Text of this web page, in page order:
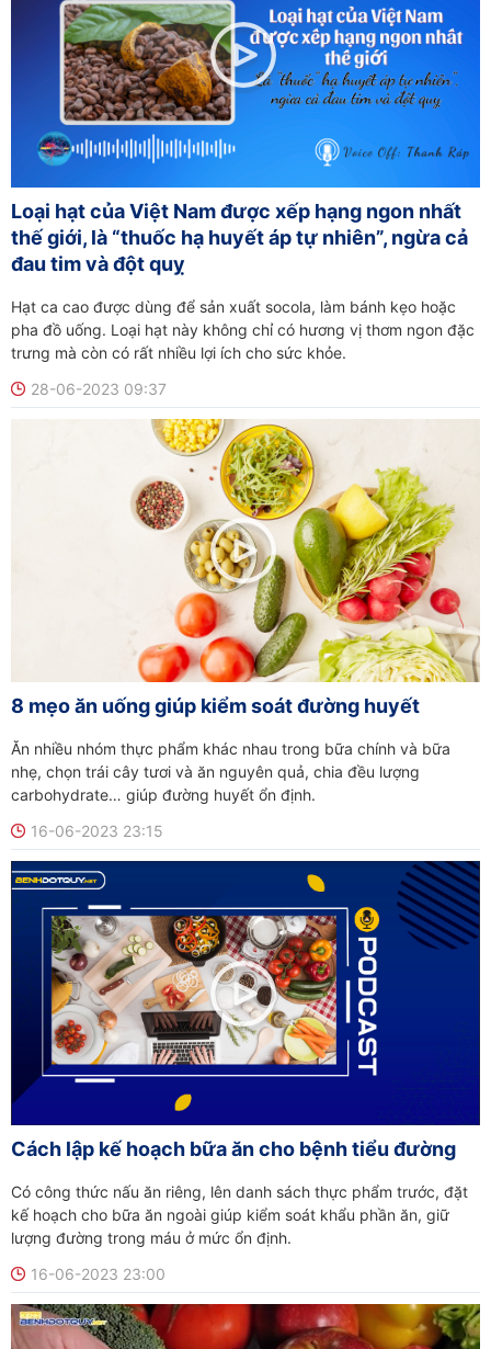
Loại hạt của Việt Nam được xếp hạng ngon nhất
thế giới, là “thuốc hạ huyết áp tự nhiên”, ngừa cả
đau tim và đột quỵ
Hạt ca cao được dùng để sản xuất socola, làm bánh kẹo hoặc
pha đồ uống. Loại hạt này không chỉ có hương vị thơm ngon đặc
trưng mà còn có rất nhiều lợi ích cho sức khỏe.
28-06-2023 09:37
8 mẹo ăn uống giúp kiểm soát đường huyết
Ăn nhiều nhóm thực phẩm khác nhau trong bữa chính và bữa
nhẹ, chọn trái cây tươi và ăn nguyên quả, chia đều lượng
carbohydrate… giúp đường huyết ổn định.
16-06-2023 23:15
Cách lập kế hoạch bữa ăn cho bệnh tiểu đường
Có công thức nấu ăn riêng, lên danh sách thực phẩm trước, đặt
kế hoạch cho bữa ăn ngoài giúp kiểm soát khẩu phần ăn, giữ
lượng đường trong máu ở mức ổn định.
16-06-2023 23:00